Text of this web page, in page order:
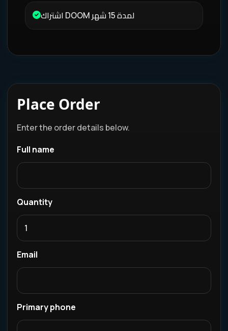
اشتراك DOOM لمدة 15 شهر
Place Order
Enter the order details below.
Full name
Quantity
Email
Primary phone